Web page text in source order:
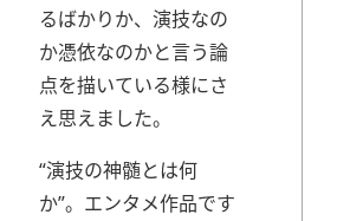
るばかりか、演技なの
か憑依なのかと言う論
点を描いている様にさ
え思えました。
“演技の神髄とは何
か”。 エンタメ作品です